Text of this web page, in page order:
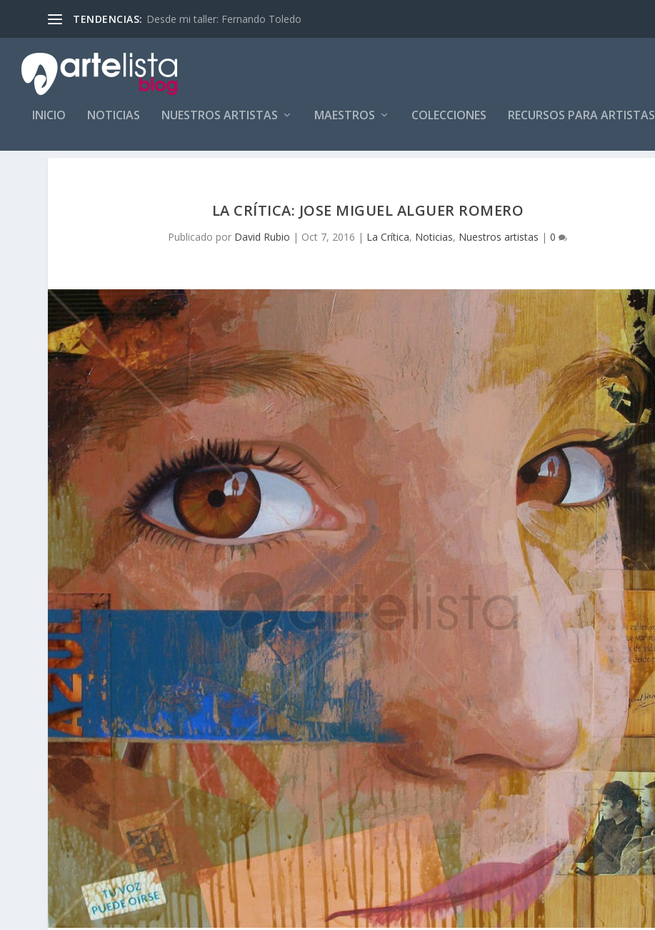
TENDENCIAS: Desde mi taller: Fernando Toledo
INICIO NOTICIAS NUESTROS ARTISTAS MAESTROS COLECCIONES RECURSOS PARA ARTISTAS
LA CRÍTICA: JOSE MIGUEL ALGUER ROMERO
Publicado por David Rubio | Oct 7, 2016 | La Crítica, Noticias, Nuestros artistas |0